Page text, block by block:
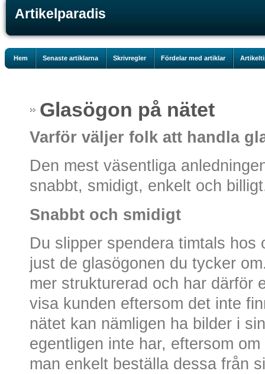
Artikelparadis
Hem Senaste artiklarna Skrivregler Fördelar med artiklar
Glasögon på nätet
Varför väljer folk att handla
Den mest väsentliga
snabbt, smidigt, enkelt och
Snabbt och smidigt
Du slipper spendera timtals
just de glasögonen du tycker
mer strukturerad och har därför
visa kunden eftersom det inte
nätet kan nämligen ha bilder i
egentligen inte har, eftersom
man enkelt beställa dessa från